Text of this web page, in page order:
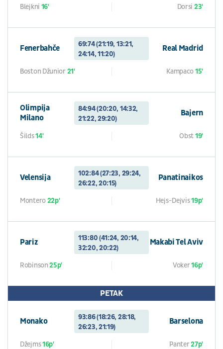
Blejkni 16' Dorsi 23'
Fenerbahče
69:74 (21:19, 13:21,
24:14, 11:20)
Real Madrid
Boston Džunior 21' Kampaco15'
Olimpija
Milano
84:94 (20:20, 14:32,
21:22, 29:20)
Bajern
Šilds14' Obst19'
Velensija
102:84 (27:23, 29:24,
26:22, 20:15)
Panatinaikos
Montero22p' Hejs-Dejvis19p'
Pariz
113:80 (41:24, 20:14,
32:20, 20:22)
Makabi Tel Aviv
Robinson25p' Voker16p'
PETAK
Monako
93:86 (18:26, 28:18,
26:23, 21:19)
Barselona
Džejms16p' Panter27p'